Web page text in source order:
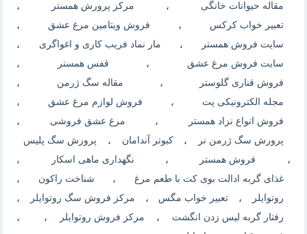
مقاله حیوانات خانگی ، مرکز پرورش همستر ،
تعبیر خواب کرکس ، فروش ویتامین مرغ عشق ،
سایت فروش همستر ، مار نماد فریب کاری و اغواگری ،
سایت فروش مرغ عشق ، قفس همستر ،
فروش قناری گلوستر ، مقاله سگ ژرمن ،
مجله الکترونیکی پت ، فروش لوازم مرغ عشق ،
فروش انواع نزاد همستر ، مرغ عشق فروشی ،
پرورش سگ ژرمن نر ، کبوتر آندامان ، پرورش سگ پلیس
، فروش همستر ، نگهداری ماهی اسکار ،
غذای گربه ادالت بوی کت با طعم مرغ ، شناخت راکون ،
روتوایلر ، تعبیر خواب مگس ، مرکز فروش سگ روتوایلر ،
رفتار گربه لیس زدن انگشت ، مرکز فروش روتوایلر ، ،